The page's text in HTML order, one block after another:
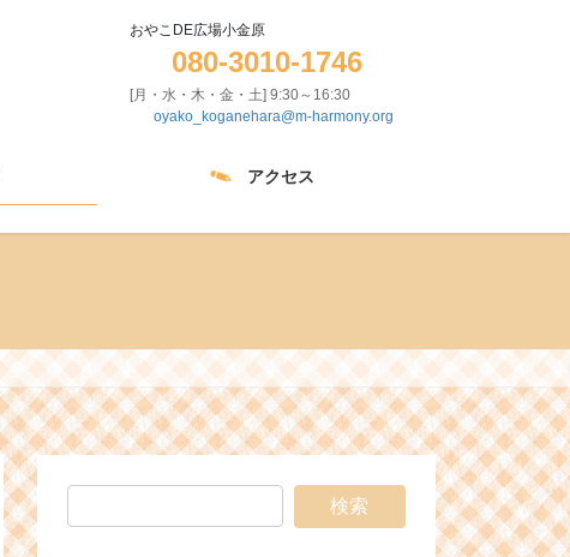
おやこDE広場小金原
080-3010-1746
[月・水・木・金・土] 9:30～16:30
oyako_koganehara@m-harmony.org
アクセス